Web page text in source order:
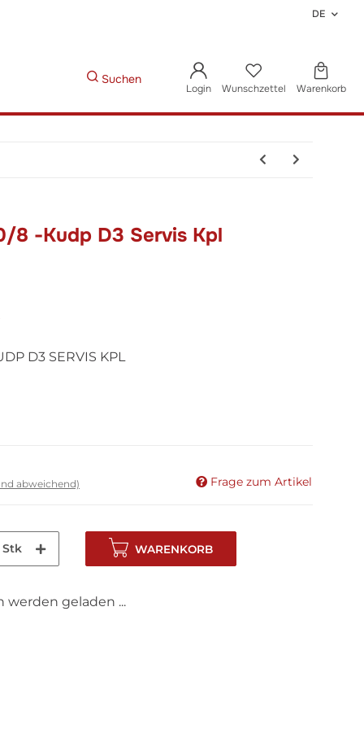
DE
Suchen
Login Wunschzettel Warenkorb
8 -Kudp D3 Servis Kpl
D3 SERVIS KPL
abweichend) Frage zum Artikel
Stk WARENKORB
werden geladen ...